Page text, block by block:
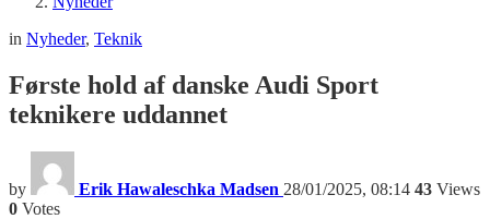
in Nyheder, Teknik
Første hold af danske Audi Sport
teknikere uddannet
by Erik Hawaleschka Madsen 28/01/2025, 08:14 43 Views
0 Votes